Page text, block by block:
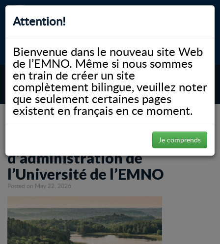
Attention!
Bienvenue dans le nouveau site Web
de l’EMNO. Même si nous sommes
en train de créer un site
complètement bilingue, veuillez noter
que seulement certaines pages
existent en français en ce moment.
Je comprends
myNOSM Accessibilité A- A+ English
MENU
NOSM.ca
News
Joignez-vous au conseil
d’administration de
l’Université de l’EMNO
Posted on May 22, 2026